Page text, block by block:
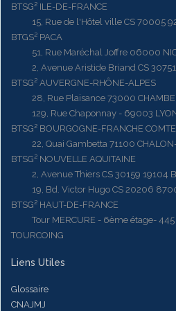
BTSG² ILE-DE-FRANCE
15, Rue de l'Hôtel ville CS 70005
BTGS² PACA
51, Rue Maréchal Joffre 06000
2, Avenue Aristide Briand CS 30751
BTSG² AUVERGNE-RHÔNE-ALPES
28, Rue Plaisance 73000
129, Rue Chaponnay - 69003
BTSG² BOURGOGNE-FRANCHE COMTE
22, Quai Gambetta 71100 CHALON-
BTSG² NOUVELLE AQUITAINE
2, Avenue Thiers CS 30159 19104
19, Bd. Victor Hugo CS 20206
BTSG² HAUT-DE-FRANCE
Tour MERCURE - 6ème étage- 445
TOURCOING
Liens Utiles
Glossaire
CNAJMJ